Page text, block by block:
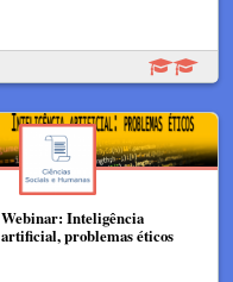
Webinar: Inteligência
artificial, problemas éticos